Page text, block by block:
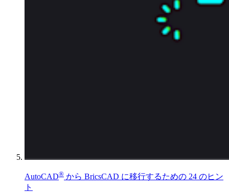
AutoCAD® から BricsCAD に移行するための 24 のヒン
ト